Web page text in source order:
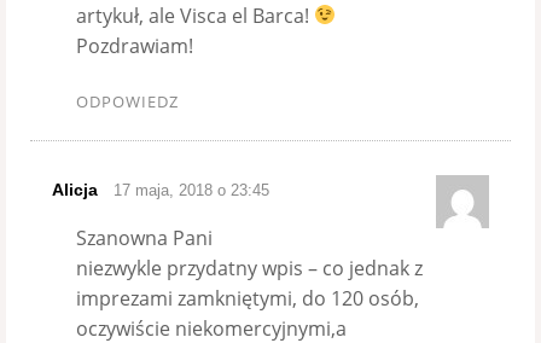
artykuł, ale Visca el Barca!
Pozdrawiam!
ODPOWIEDZ
Alicja 17 maja, 2018 o 23:45
Szanowna Pani
niezwykle przydatny wpis – co jednak z
imprezami zamkniętymi, do 120 osób,
oczywiście niekomercyjnymi,a